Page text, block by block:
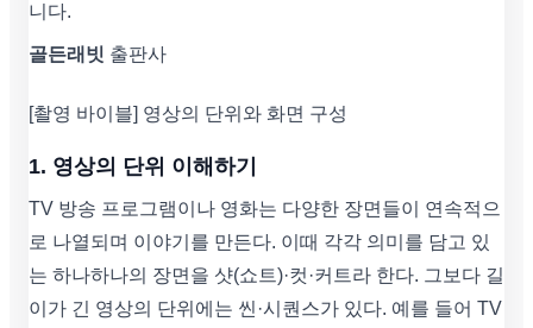
니다.
골든래빗 출판사
[촬영 바이블] 영상의 단위와 화면 구성
1. 영상의 단위 이해하기
TV 방송 프로그램이나 영화는 다양한 장면들이 연속적으
로 나열되며 이야기를 만든다. 이때 각각 의미를 담고 있
는 하나하나의 장면을 샷(쇼트)·컷·커트라 한다. 그보다 길
이가 긴 영상의 단위에는 씬·시퀀스가 있다. 예를 들어 TV